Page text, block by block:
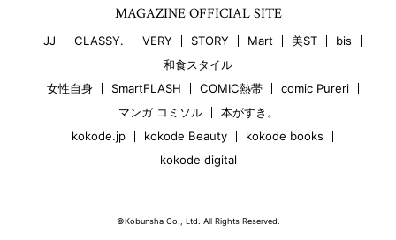
MAGAZINE OFFICIAL SITE
JJ CLASSY. VERY STORY Mart 美ST
bis
和食スタイル
女性自身
SmartFLASH COMIC熱帯
comic Pureri
マンガ コミソル
本がすき。
kokode.jp
kokode Beauty
kokode books
kokode digital
©Kobunsha Co., Ltd. All Rights Reserved.